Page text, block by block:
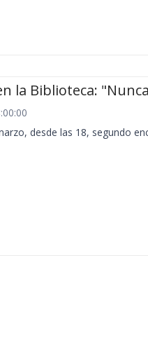
la Biblioteca:
desde las 18, segundo